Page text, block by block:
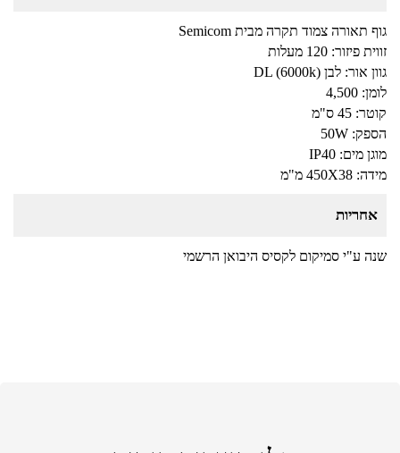
גוף תאורה צמוד תקרה מבית Semicom
זווית פיזור: 120 מעלות
גוון אור: לבן (DL (6000k
לומן: 4,500
קוטר: 45 ס"מ
הספק: 50W
מוגן מים: IP40
מידה: 450X38 מ"מ
אחריות
שנה ע"י סמיקום לקסיס היבואן הרשמי